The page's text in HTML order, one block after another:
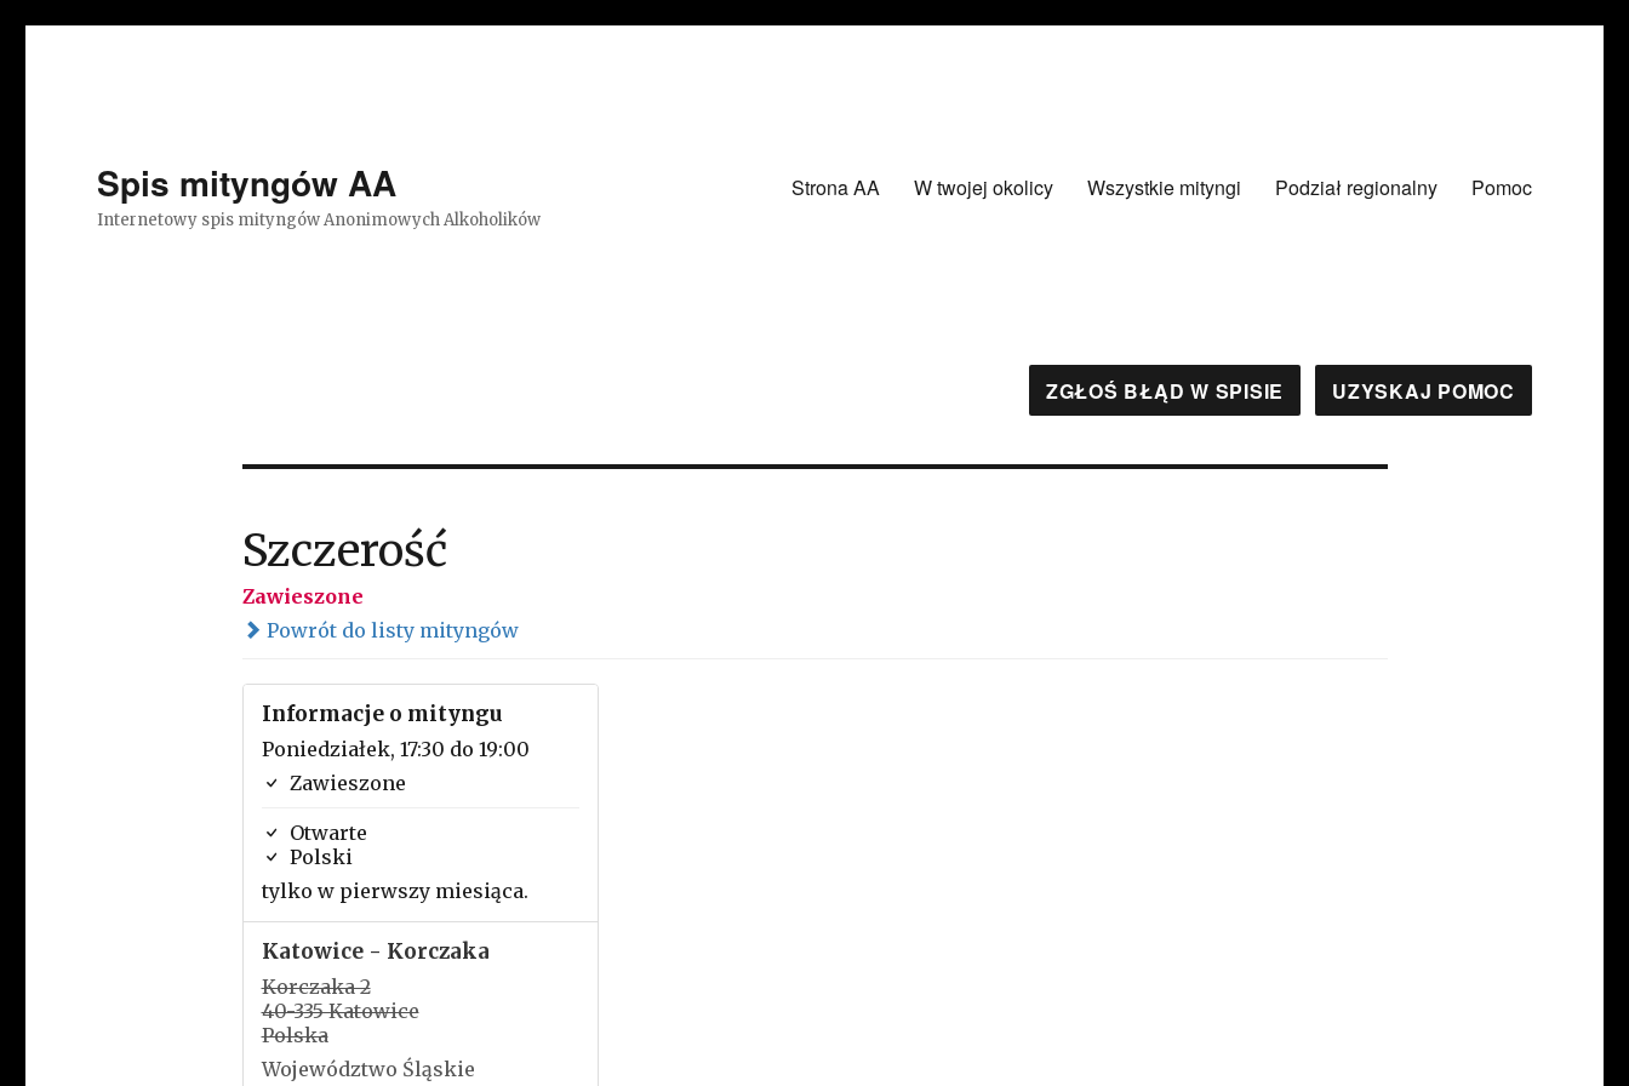
Spis mityngów AA
Internetowy spis mityngów Anonimowych Alkoholików
Strona AA W twojej okolicy Wszystkie mityngi Podział regionalny Pomoc
ZGŁOŚ BŁĄD W SPISIE UZYSKAJ POMOC
Szczerość
Zawieszone
Powrót do listy mityngów
Informacje o mityngu
Poniedziałek, 17:30 do 19:00
Zawieszone
Otwarte
Polski
tylko w pierwszy miesiąca.
Katowice - Korczaka
Korczaka 2
40-335 Katowice
Polska
Województwo Śląskie